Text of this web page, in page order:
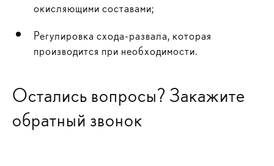
окисляющими составами;
Регулировка схода-развала, которая
производится при необходимости.
Остались вопросы? Закажите
обратный звонок